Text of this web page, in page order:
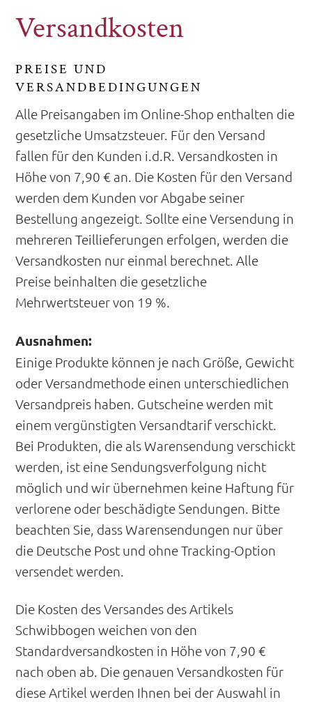
Versandkosten
PREISE UND
VERSANDBEDINGUNGEN
Alle Preisangaben im Online-Shop enthalten die
gesetzliche Umsatzsteuer. Für den Versand
fallen für den Kunden i.d.R. Versandkosten in
Höhe von 7,90 € an. Die Kosten für den Versand
werden dem Kunden vor Abgabe seiner
Bestellung angezeigt. Sollte eine Versendung in
mehreren Teillieferungen erfolgen, werden die
Versandkosten nur einmal berechnet. Alle
Preise beinhalten die gesetzliche
Mehrwertsteuer von 19 %.
Ausnahmen:
Einige Produkte können je nach Größe, Gewicht
oder Versandmethode einen unterschiedlichen
Versandpreis haben. Gutscheine werden mit
einem vergünstigten Versandtarif verschickt.
Bei Produkten, die als Warensendung verschickt
werden, ist eine Sendungsverfolgung nicht
möglich und wir übernehmen keine Haftung für
verlorene oder beschädigte Sendungen. Bitte
beachten Sie, dass Warensendungen nur über
die Deutsche Post und ohne Tracking-Option
versendet werden.
Die Kosten des Versandes des Artikels
Schwibbogen weichen von den
Standardversandkosten in Höhe von 7,90 €
nach oben ab. Die genauen Versandkosten für
diese Artikel werden Ihnen bei der Auswahl in